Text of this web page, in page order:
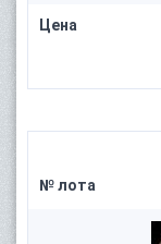
Цена
№ лота